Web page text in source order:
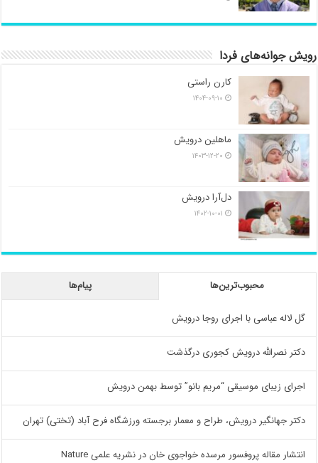
رویش جوانه‌های فردا
کارن راستی
۱۴۰۴-۰۹-۱۰
ماهلین درویش
۱۴۰۳-۱۲-۲۰
دل‌آرا درویش
۱۴۰۲-۱۰-۰۱
محبوب‌ترین‌ها پیام‌ها
گل لاله عباسی با اجرای روجا درویش
دکتر نصرالله درویش کجوری درگذشت
اجرای زیبای موسیقی “مریم بانو” توسط بهمن درویش
دکتر جهانگیر درویش، طراح و معمار برجسته ورزشگاه فرح آباد (تختی) تهران
انتشار مقاله پروفسور مرسده خواجوی خان در نشریه علمی Nature